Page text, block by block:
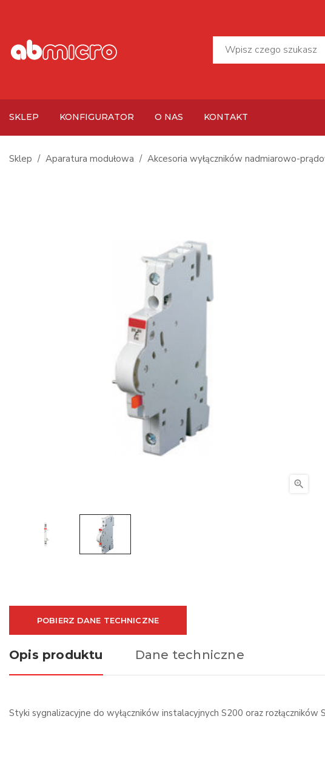
SKLEP KONFIGURATOR O NAS KONTAKT
Sklep Aparatura modułowa Akcesoria wyłączników nadmiarowo-

POBIERZ DANE TECHNICZNE
Opis produktu Dane techniczne
Styki sygnalizacyjne do wyłączników instalacyjnych S200 oraz